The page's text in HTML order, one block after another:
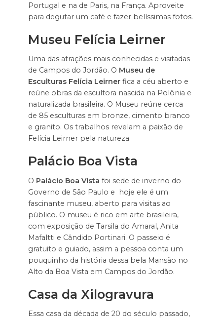
Portugal e na de Paris, na França. Aproveite
para degutar um café e fazer belíssimas fotos.
Museu Felícia Leirner
Uma das atrações mais conhecidas e visitadas
de Campos do Jordão. O Museu de
Esculturas Felícia Leirnerfica a céu aberto e
reúne obras da escultora nascida na Polônia e
naturalizada brasileira. O Museu reúne cerca
de 85 esculturas em bronze, cimento branco
e granito. Os trabalhos revelam a paixão de
Felícia Leirner pela natureza
Palácio Boa Vista
O Palácio Boa Vista foi sede de inverno do
Governo de São Paulo e hoje ele é um
fascinante museu, aberto para visitas ao
público. O museu é rico em arte brasileira,
com exposição de Tarsila do Amaral, Anita
Mafaltti e Cândido Portinari. O passeio é
gratuito e guiado, assim a pessoa conta um
pouquinho da história dessa bela Mansão no
Alto da Boa Vista em Campos do Jordão.
Casa da Xilogravura
Essa casa da década de 20 do século passado,